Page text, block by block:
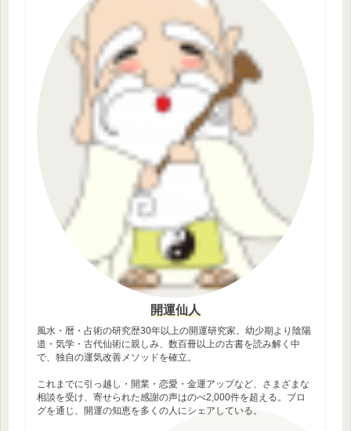
開運仙人
風水・暦・占術の研究歴30年以上の開運研究家。幼少期より陰陽
道・気学・古代仙術に親しみ、数百冊以上の古書を読み解く中
で、独自の運気改善メソッドを確立。
これまでに引っ越し・開業・恋愛・金運アップなど、さまざまな
相談を受け、寄せられた感謝の声はのべ2,000件を超える。ブロ
グを通じ、開運の知恵を多くの人にシェアしている。